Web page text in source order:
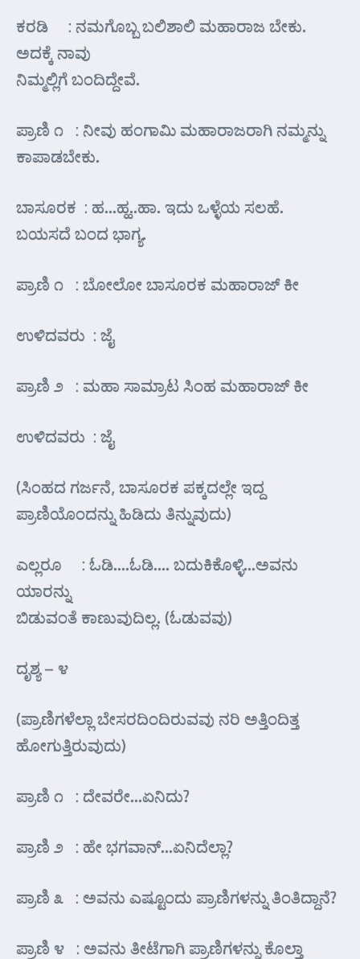
ಕರಡಿ : ನಮಗೊಬ್ಬ ಬಲಿಶಾಲಿ ಮಹಾರಾಜ ಬೇಕು.
ಅದಕ್ಕೆ ನಾವು
ನಿಮ್ಮಲ್ಲಿಗೆ ಬಂದಿದ್ದೇವೆ.
ಪ್ರಾಣಿ ೧ : ನೀವು ಹಂಗಾಮಿ ಮಹಾರಾಜರಾಗಿ ನಮ್ಮನ್ನು
ಕಾಪಾಡಬೇಕು.
ಬಾಸೂರಕ : ಹ…ಹ್ಹ..ಹಾ. ಇದು ಒಳ್ಳೆಯ ಸಲಹೆ.
ಬಯಸದೆ ಬಂದ ಭಾಗ್ಯ.
ಪ್ರಾಣಿ ೧ : ಬೋಲೋ ಬಾಸೂರಕ ಮಹಾರಾಜ್ ಕೀ
ಉಳಿದವರು : ಜೈ
ಪ್ರಾಣಿ ೨ : ಮಹಾ ಸಾಮ್ರಾಟ ಸಿಂಹ ಮಹಾರಾಜ್ ಕೀ
ಉಳಿದವರು : ಜೈ
(ಸಿಂಹದ ಗರ್ಜನೆ, ಬಾಸೂರಕ ಪಕ್ಕದಲ್ಲೇ ಇದ್ದ
ಪ್ರಾಣಿಯೊಂದನ್ನು ಹಿಡಿದು ತಿನ್ನುವುದು)
ಎಲ್ಲರೂ : ಓಡಿ….ಓಡಿ…. ಬದುಕಿಕೊಳ್ಳಿ…ಅವನು
ಯಾರನ್ನು
ಬಿಡುವಂತೆ ಕಾಣುವುದಿಲ್ಲ. (ಓಡುವವು)
ದೃಶ್ಯ – ೪
(ಪ್ರಾಣಿಗಳೆಲ್ಲಾ ಬೇಸರದಿಂದಿರುವವು ನರಿ ಅತ್ತಿಂದಿತ್ತ
ಹೋಗುತ್ತಿರುವುದು)
ಪ್ರಾಣಿ ೧ : ದೇವರೇ…ಏನಿದು?
ಪ್ರಾಣಿ ೨ : ಹೇ ಭಗವಾನ್…ಏನಿದೆಲ್ಲಾ?
ಪ್ರಾಣಿ ೩ : ಅವನು ಎಷ್ಟೂಂದು ಪ್ರಾಣಿಗಳನ್ನು ತಿಂತಿದ್ದಾನೆ?
ಪ್ರಾಣಿ ೪ : ಅವನು ತೀಟೆಗಾಗಿ ಪ್ರಾಣಿಗಳನ್ನು ಕೊಲ್ತಾ